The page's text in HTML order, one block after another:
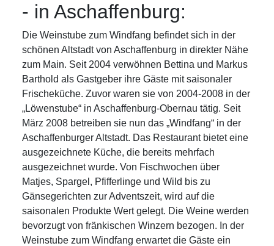
- in Aschaffenburg:
Die Weinstube zum Windfang befindet sich in der
schönen Altstadt von Aschaffenburg in direkter Nähe
zum Main. Seit 2004 verwöhnen Bettina und Markus
Barthold als Gastgeber ihre Gäste mit saisonaler
Frischeküche. Zuvor waren sie von 2004-2008 in der
„Löwenstube“ in Aschaffenburg-Obernau tätig. Seit
März 2008 betreiben sie nun das „Windfang“ in der
Aschaffenburger Altstadt. Das Restaurant bietet eine
ausgezeichnete Küche, die bereits mehrfach
ausgezeichnet wurde. Von Fischwochen über
Matjes, Spargel, Pfifferlinge und Wild bis zu
Gänsegerichten zur Adventszeit, wird auf die
saisonalen Produkte Wert gelegt. Die Weine werden
bevorzugt von fränkischen Winzern bezogen. In der
Weinstube zum Windfang erwartet die Gäste ein